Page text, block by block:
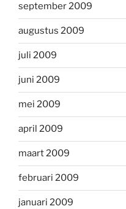
september 2009
augustus 2009
juli 2009
juni 2009
mei 2009
april 2009
maart 2009
februari 2009
januari 2009